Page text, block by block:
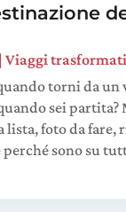
|Viaggi
torni da un
sei partita?
lista, foto da fare,
sono su